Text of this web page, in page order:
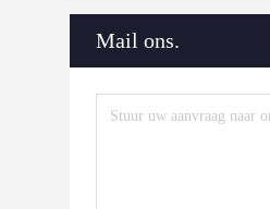
Mail ons.